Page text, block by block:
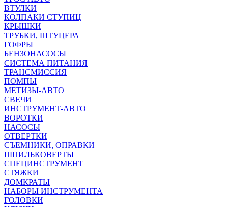
ВТУЛКИ
КОЛПАКИ СТУПИЦ
КРЫШКИ
ТРУБКИ, ШТУЦЕРА
ГОФРЫ
БЕНЗОНАСОСЫ
СИСТЕМА ПИТАНИЯ
ТРАНСМИССИЯ
ПОМПЫ
МЕТИЗЫ-АВТО
СВЕЧИ
ИНСТРУМЕНТ-АВТО
ВОРОТКИ
НАСОСЫ
ОТВЕРТКИ
СЪЕМНИКИ, ОПРАВКИ
ШПИЛЬКОВЕРТЫ
СПЕЦИНСТРУМЕНТ
СТЯЖКИ
ДОМКРАТЫ
НАБОРЫ ИНСТРУМЕНТА
ГОЛОВКИ